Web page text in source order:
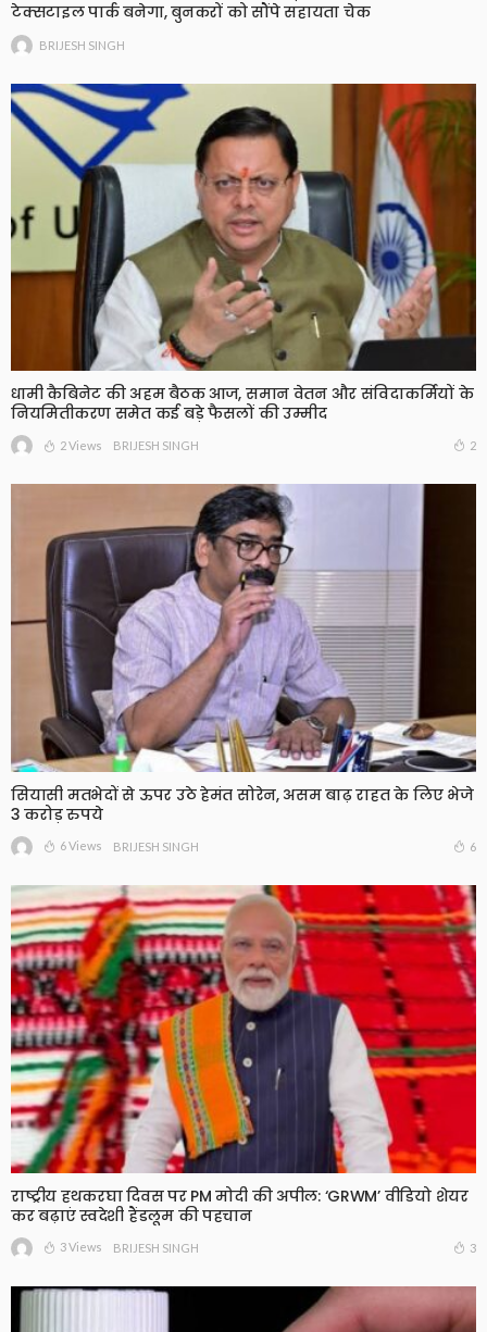
टेक्सटाइल पार्क बनेगा, बुनकरों को सौंपे सहायता चेक
BRIJESH SINGH
धामी कैबिनेट की अहम बैठक आज, समान वेतन और संविदाकर्मियों के
नियमितीकरण समेत कई बड़े फैसलों की उम्मीद
2 Views BRIJESH SINGH 2
सियासी मतभेदों से ऊपर उठे हेमंत सोरेन, असम बाढ़ राहत के लिए भेजे
3 करोड़ रुपये
6 Views BRIJESH SINGH 6
राष्ट्रीय हथकरघा दिवस पर PM मोदी की अपील: ‘GRWM’ वीडियो शेयर
कर बढ़ाएं स्वदेशी हैंडलूम की पहचान
3 Views BRIJESH SINGH 3